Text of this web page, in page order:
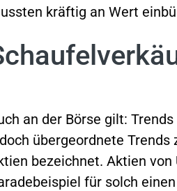
kräftig an Wert
an der Börse gilt:
übergeordnete
bezeichnet. Aktien
für solch